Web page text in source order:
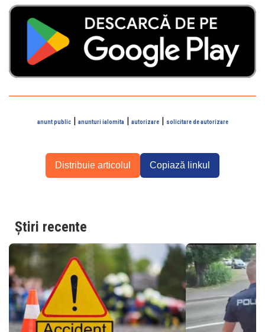
anunt public| anunturi ialomita| autorizare| solicitare de autorizare
Distribuie articolul Copiază linkul
Știri recente